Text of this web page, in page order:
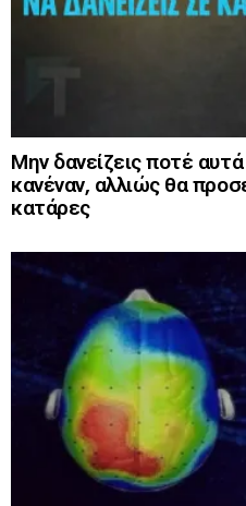
Μην δανείζεις ποτέ
κανέναν, αλλιώς θα
κατάρες